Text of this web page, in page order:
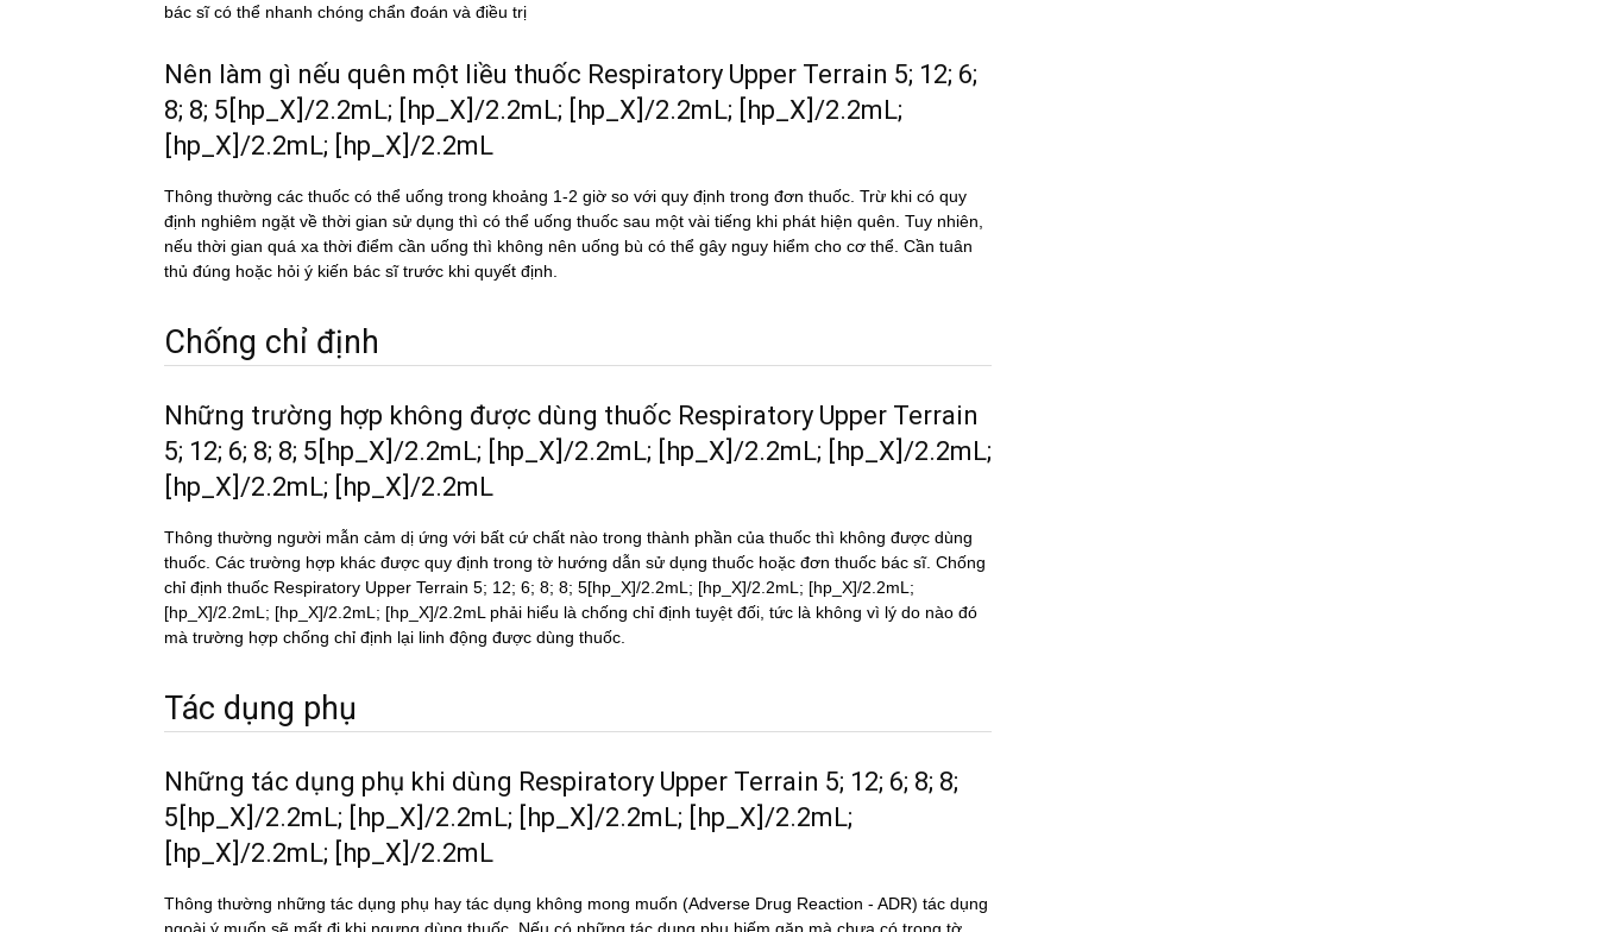
bác sĩ có thể nhanh chóng chẩn đoán và điều trị
Nên làm gì nếu quên một liều thuốc Respiratory Upper Terrain 5; 12; 6;
8; 8; 5[hp_X]/2.2mL; [hp_X]/2.2mL; [hp_X]/2.2mL; [hp_X]/2.2mL;
[hp_X]/2.2mL; [hp_X]/2.2mL
Thông thường các thuốc có thể uống trong khoảng 1-2 giờ so với quy định trong đơn thuốc. Trừ khi có quy
định nghiêm ngặt về thời gian sử dụng thì có thể uống thuốc sau một vài tiếng khi phát hiện quên. Tuy nhiên,
nếu thời gian quá xa thời điểm cần uống thì không nên uống bù có thể gây nguy hiểm cho cơ thể. Cần tuân
thủ đúng hoặc hỏi ý kiến bác sĩ trước khi quyết định.
Chống chỉ định
Những trường hợp không được dùng thuốc Respiratory Upper Terrain
5; 12; 6; 8; 8; 5[hp_X]/2.2mL; [hp_X]/2.2mL; [hp_X]/2.2mL; [hp_X]/2.2mL;
[hp_X]/2.2mL; [hp_X]/2.2mL
Thông thường người mẫn cảm dị ứng với bất cứ chất nào trong thành phần của thuốc thì không được dùng
thuốc. Các trường hợp khác được quy định trong tờ hướng dẫn sử dụng thuốc hoặc đơn thuốc bác sĩ. Chống
chỉ định thuốc Respiratory Upper Terrain 5; 12; 6; 8; 8; 5[hp_X]/2.2mL; [hp_X]/2.2mL; [hp_X]/2.2mL;
[hp_X]/2.2mL; [hp_X]/2.2mL; [hp_X]/2.2mL phải hiểu là chống chỉ định tuyệt đối, tức là không vì lý do nào đó
mà trường hợp chống chỉ định lại linh động được dùng thuốc.
Tác dụng phụ
Những tác dụng phụ khi dùng Respiratory Upper Terrain 5; 12; 6; 8; 8;
5[hp_X]/2.2mL; [hp_X]/2.2mL; [hp_X]/2.2mL; [hp_X]/2.2mL;
[hp_X]/2.2mL; [hp_X]/2.2mL
Thông thường những tác dụng phụ hay tác dụng không mong muốn (Adverse Drug Reaction - ADR) tác dụng